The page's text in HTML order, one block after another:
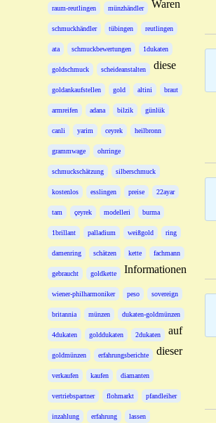
raum-reutlingen münzhändler
schmuckhändler tübingen reutlingen
ata schmuckbewertungen 1dukaten
goldschmuck scheideanstalten
goldankaufstellen gold altini braut
armreifen adana bilzik günlük
canli yarim ceyrek heilbronn
grammwage ohrringe
schmuckschätzung silberschmuck
kostenlos esslingen preise 22ayar
tam çeyrek modelleri burma
1brillant palladium weißgold ring
damenring schätzen kette fachmann
gebraucht goldkette
wiener-philharmoniker peso sovereign
britannia münzen dukaten-goldmünzen
4dukaten golddukaten 2dukaten
goldmünzen erfahrungsberichte
verkaufen kaufen diamanten
vertriebspartner flohmarkt pfandleiher
inzahlung erfahrung lassen
Waren
diese
Informationen
auf
dieser